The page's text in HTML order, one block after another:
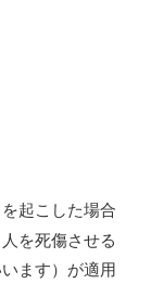
起こした場合
を死傷させる
ます）が適用